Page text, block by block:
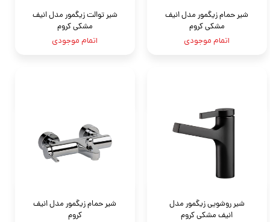
شیر حمام زیگمور مدل انیف
مشکی کروم
اتمام موجودی
شیر توالت زیگمور مدل انیف
مشکی کروم
اتمام موجودی
شیر روشویی زیگمور مدل
انیف مشکی کروم
شیر حمام زیگمور مدل انیف
کروم